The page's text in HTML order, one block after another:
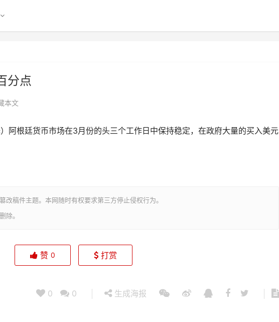
分点
本文
阿根廷货币市场在3月份的头三个工作日中保持稳定，在政府大量的买入美元
稿件主题。本网随时有权要求第三方停止侵权行为。
除。
赞 0 打赏
0 0 生成海报